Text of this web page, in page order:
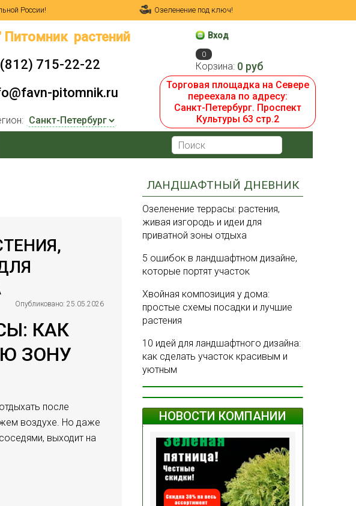
России! Озеленение под ключ!
растений
715-22-22
pitomnik.ru
Вход
0
Корзина: 0 руб
Торговая площадка на Севере
переехала по адресу:
Санкт-Петербург. Проспект
Культуры 63 стр.2
ЛАНДШАФТНЫЙ ДНЕВНИК
Озеленение террасы: растения,
живая изгородь и идеи для
приватной зоны отдыха
5 ошибок в ландшафтном дизайне,
которые портят участок
Хвойная композиция у дома:
простые схемы посадки и лучшие
растения
10 идей для ландшафтного дизайна:
как сделать участок красивым и
уютным
НОВОСТИ КОМПАНИИ
Опубликовано: 25.05.2026
КАК
ЗОНУ
после
воздухе. Но даже
выходит на